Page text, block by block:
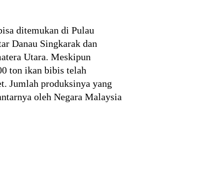
ditemukan di Pulau
Danau Singkarak dan
Utara. Meskipun
ton ikan bibis telah
Jumlah produksinya yang
oleh Negara Malaysia